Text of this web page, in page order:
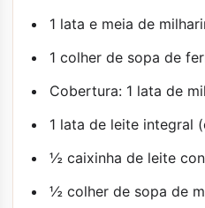
1 lata e meia de
1 colher de sopa de
Cobertura: 1 lata de
1 lata de leite integral
½ caixinha de leite
½ colher de sopa de